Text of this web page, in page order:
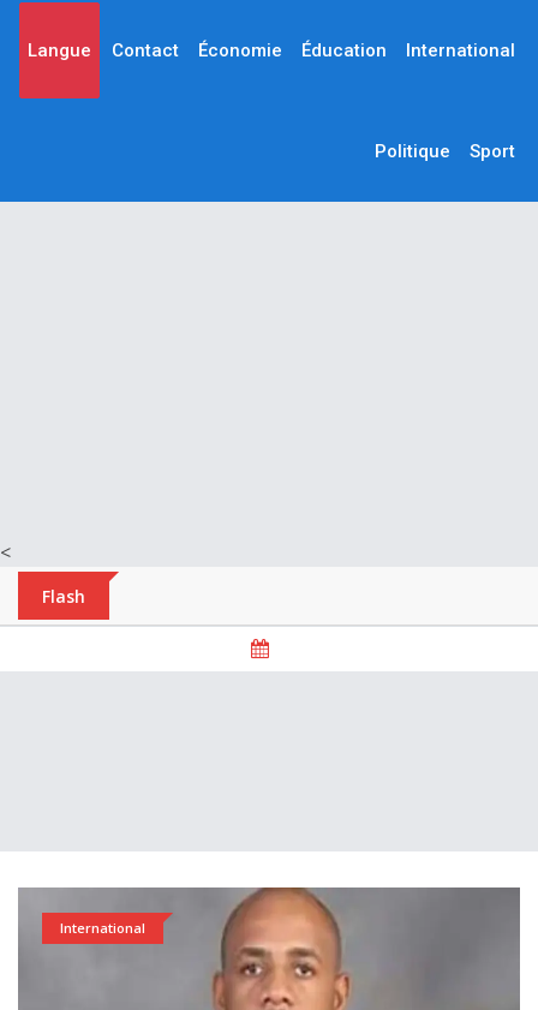
<
Langue Contact Économie Éducation International
Politique Sport
Flash
International